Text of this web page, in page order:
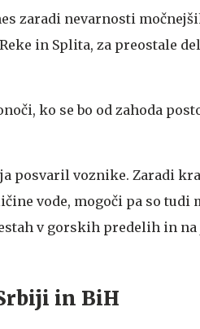
zaradi nevarnosti
in Splita, za preostale
ko se bo od zahoda
posvaril voznike. Zaradi
vode, mogoči pa so tudi
v gorskih predelih in
in BiH